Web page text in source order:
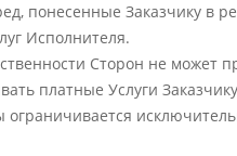
понесенные Заказчику в
Исполнителя.
Сторон не может
платные Услуги